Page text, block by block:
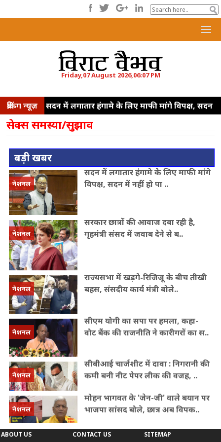
Friday,07 August 2026,06:07 PM
ब्रेकिंग न्यूज़
सदन में लगातार हंगामे के लिए माफी मांगे विपक्ष, सदन
में नहीं हो पा रही चर्चा : किरेन रिजिजू
की आवाज दबा रही है, गृहमंत्री संसद में जवाब देने से बच
रहे: प्रियंका गांधी
राज्यसभा में खड़गे-रिजिजू के बीच
तीखी बहस, संसदीय कार्य मंत्री बोले -गृह मंत्री सुबह से
रात तक संसद परिसर में मौजूद रहते हैं
का सपा पर हमला, कहा- वोट बैंक की राजनीति ने
कारीगरों का सम्मान छीना
दावा : निगरानी की कमी बनी नीट पेपर लीक की वजह,
विशेषज्ञों की जांच और तलाशी नहीं हुई
मोहन
भागवत के 'जेन-जी' वाले बयान पर भाजपा सांसद बोले,
छात्र अब विपक्ष के बहकावे में नहीं आने
वाले
झारखंड: जेपीएससी गड़बड़ी के मुख्य आरोपी
अभय तिवारी के ससुर को लिया हिरासत में, रिश्तेदारों की
संपत्तियों की जांच शुरू
सरकार पर युवाओं को गुमराह करने का लगाया
आरोप
सेक्स समस्या/सुझाव
बड़ी खबर
नेशनल
सदन में लगातार हंगामे के लिए माफी मांगे
विपक्ष, सदन में नहीं हो पा ..
नेशनल
सरकार छात्रों की आवाज दबा रही है,
गृहमंत्री संसद में जवाब देने से ब..
नेशनल
राज्यसभा में खड़गे-रिजिजू के बीच तीखी
बहस, संसदीय कार्य मंत्री बोले..
नेशनल
सीएम योगी का सपा पर हमला, कहा-
वोट बैंक की राजनीति ने कारीगरों का स..
नेशनल
सीबीआई चार्जशीट में दावा : निगरानी की
कमी बनी नीट पेपर लीक की वजह, ..
नेशनल
मोहन भागवत के 'जेन-जी' वाले बयान पर
भाजपा सांसद बोले, छात्र अब विपक..
ABOUT US
CONTACT US
SITEMAP